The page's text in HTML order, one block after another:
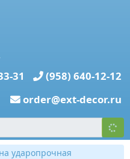
31
(958) 640-12-12
order@ext-decor.ru
ударопрочная